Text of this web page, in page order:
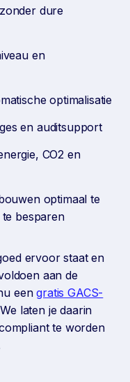
dure
en
optimalisatie
en auditsupport
CO2 en
optimaal te
besparen
ervoor staat en
aan de
eengratis GACS-
laten je daarin
te worden